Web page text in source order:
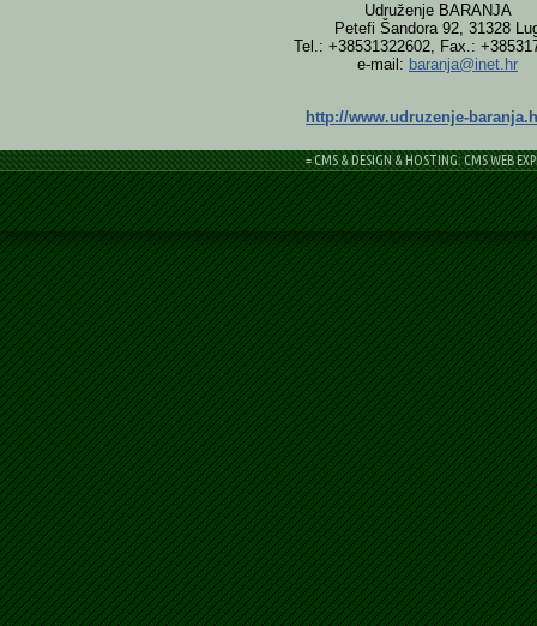
Udruženje BARANJA
Petefi Šandora 92, 31328
Tel.: +38531322602, Fax.:
e-mail: baranja@inet.hr
http://www.udruzenje-
= CMS & DESIGN & HOSTING: CMS WEB